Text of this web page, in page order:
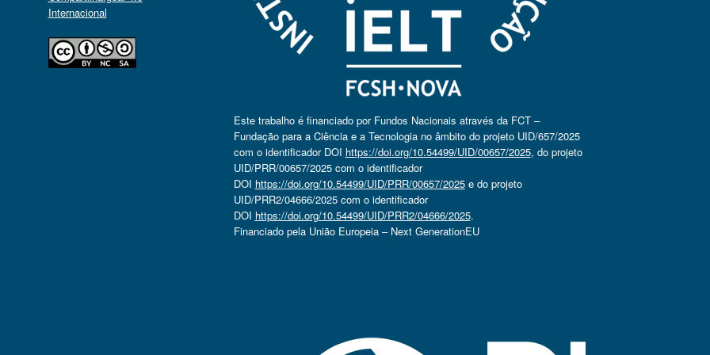
Internacional
Este trabalho é financiado por Fundos Nacionais através da FCT –
Fundação para a Ciência e a Tecnologia no âmbito do projeto UID/657/2025
com o identificador DOI https://doi.org/10.54499/UID/00657/2025, do projeto
UID/PRR/00657/2025 com o identificador
DOI https://doi.org/10.54499/UID/PRR/00657/2025e do projeto
UID/PRR2/04666/2025 com o identificador
DOI https://doi.org/10.54499/UID/PRR2/04666/2025.
Financiado pela União Europeia – Next GenerationEU